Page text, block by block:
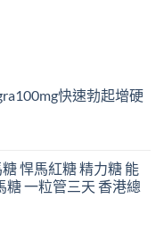
快速勃起增硬
悍馬紅糖 精力糖 能
糖 一粒管三天 香港總